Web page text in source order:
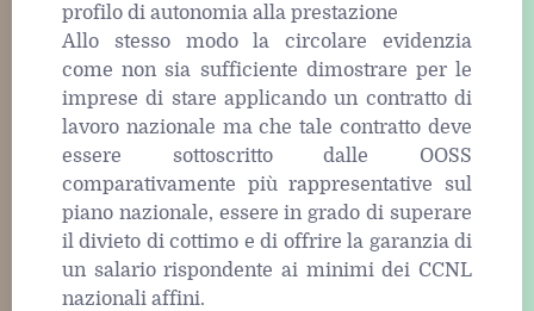
profilo di autonomia alla prestazione
Allo stesso modo la circolare evidenzia
come non sia sufficiente dimostrare per le
imprese di stare applicando un contratto di
lavoro nazionale ma che tale contratto deve
essere sottoscritto dalle OOSS
comparativamente più rappresentative sul
piano nazionale, essere in grado di superare
il divieto di cottimo e di offrire la garanzia di
un salario rispondente ai minimi dei CCNL
nazionali affini.